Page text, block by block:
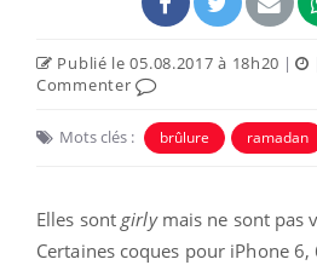
Publié le 05.08.2017 à 18h20 |
Commenter
Mots clés : brûlure ramadan
Elles sontgirlymais ne sont pas
Certaines coques pour iPhone